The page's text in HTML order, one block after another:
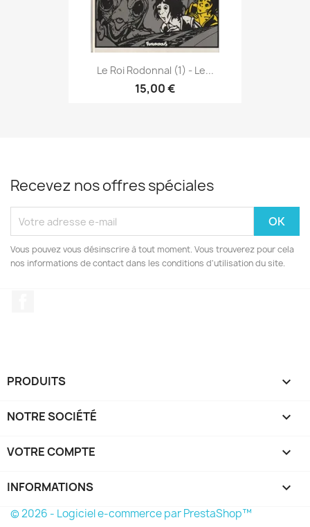
Le Roi Rodonnal (1) - Le...
15,00 €
Recevez nos offres spéciales
Vous pouvez vous désinscrire à tout moment. Vous trouverez pour cela
nos informations de contact dans les conditions d'utilisation du site.
PRODUITS 
NOTRE SOCIÉTÉ 
VOTRE COMPTE 
INFORMATIONS keyboard_arrow_down
© 2026 - Logiciel e-commerce par PrestaShop™